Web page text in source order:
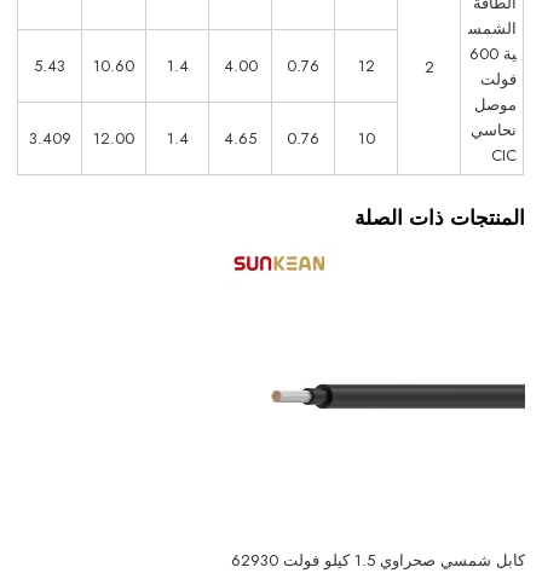
الشمس
ية 600
فولت
موصل
نحاسي
CIC
2
12
0.76
4.00
1.4
10.60
5.43
10
0.76
4.65
1.4
12.00
3.409
المنتجات ذات الصلة
كابل شمسي صحراوي 1.5 كيلو فولت 62930